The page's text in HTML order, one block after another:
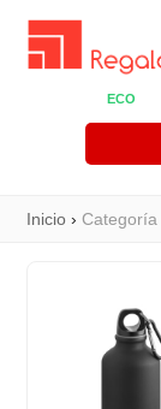
ECO
Inicio ›Categoría